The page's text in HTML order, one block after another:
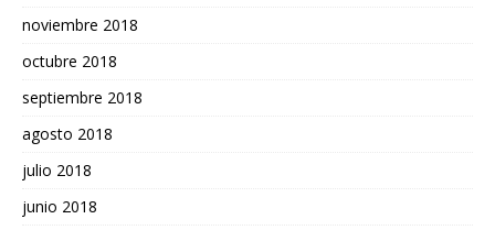
noviembre 2018
octubre 2018
septiembre 2018
agosto 2018
julio 2018
junio 2018